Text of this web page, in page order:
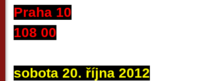
Praha 10
108 00
sobota 20. října 2012